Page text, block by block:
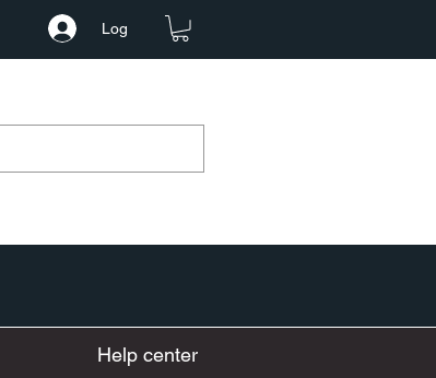
Log
Help center